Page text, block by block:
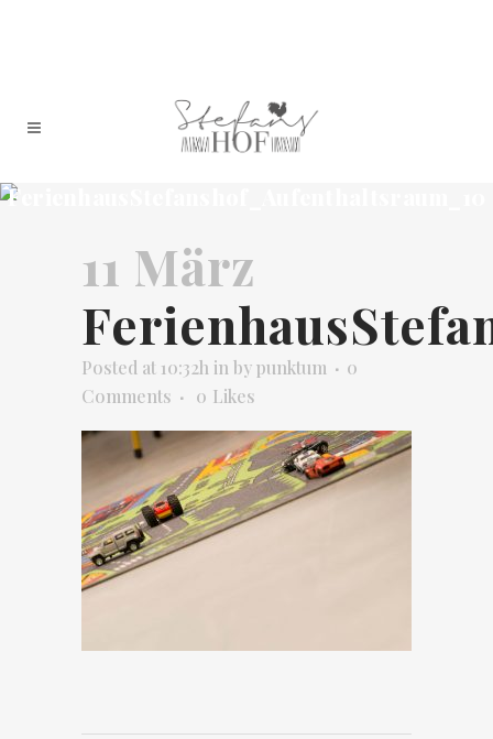
FerienhausStefanshof_Aufenthaltsraum_10
11 März
Posted at 10:32h in bypunktum
0
Comments
0 Likes